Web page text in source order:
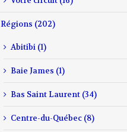
Régions (202)
Abitibi (1)
Baie James (1)
Bas Saint Laurent (34)
Centre-du-Québec (8)